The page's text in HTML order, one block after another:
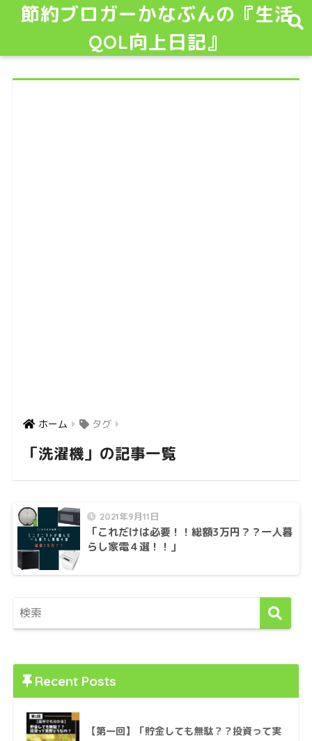
節約ブロガーかなぶんの『生活
QOL向上日記』
ホーム タグ
「洗濯機」の記事一覧
2021年9月11日
「これだけは必要！！総額3万円？？一人暮
らし家電４選！！」
Recent Posts
【第一回】「貯金しても無駄？？投資って実